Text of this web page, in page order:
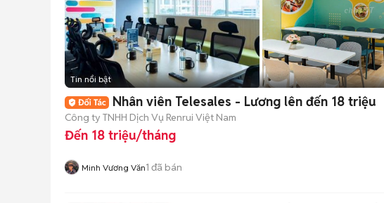
Tin nổi bật
Nhân viên Telesales - Lương lên đến 18 triệu
Công ty TNHH Dịch Vụ Renrui Việt Nam
Đến 18 triệu/tháng
Minh Vương Văn1 đã bán